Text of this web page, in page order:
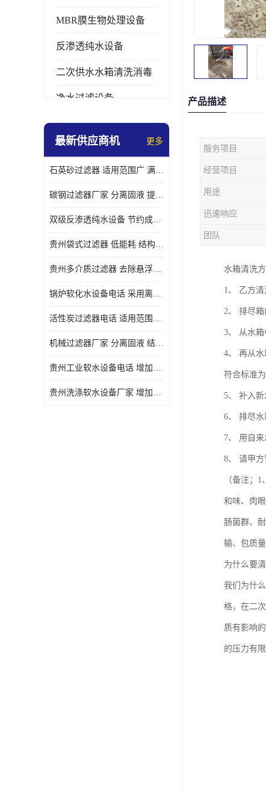
MBR膜生物处理设备
反渗透纯水设备
二次供水水箱清洗消毒
净水过滤设备
软水设备
最新供应商机 更多
石英砂过滤器 适用范围广 满足不同的需求
碳钢过滤器厂家 分离固液 提高过滤效率
双级反渗透纯水设备 节约成本 提供高纯度水
贵州袋式过滤器 低能耗 结构简单
贵州多介质过滤器 去除悬浮物 防止水垢和堵塞
锅炉软化水设备电话 采用离子交换技术 减少维修和更换的成本
活性炭过滤器电话 适用范围广 防止水垢和堵塞
机械过滤器厂家 分离固液 结构简单
贵州工业软水设备电话 增加清洁效果 使水更加清澈 干净
贵州洗涤软水设备厂家 增加清洁效果 减少维修和更换的成本
产品描述
服务项目
经营项目
用途
迅速响应
团队
水箱清洗方
1、 乙方
2、 排尽箱
3、 从水
4、 再从
符合标准为
5、 补入新
6、 排尽水
7、 用自
8、 请甲方
（备注；
和味、肉
肠菌群、
输、包质
为什么要
我们为什
格，在二
质有影响
的压力有